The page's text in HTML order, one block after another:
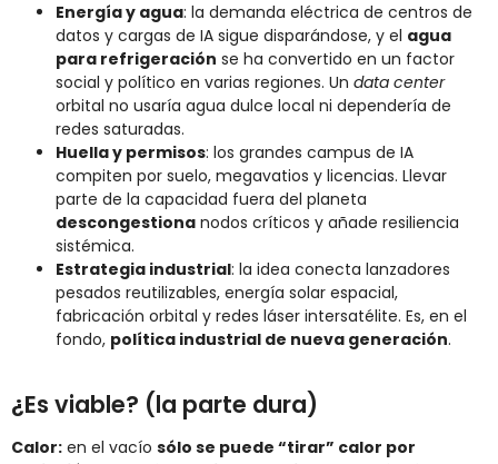
Energía y agua: la demanda eléctrica de centros de
datos y cargas de IA sigue disparándose, y el agua
para refrigeración se ha convertido en un factor
social y político en varias regiones. Un data center
orbital no usaría agua dulce local ni dependería de
redes saturadas.
Huella y permisos: los grandes campus de IA
compiten por suelo, megavatios y licencias. Llevar
parte de la capacidad fuera del planeta
descongestiona nodos críticos y añade resiliencia
sistémica.
Estrategia industrial: la idea conecta lanzadores
pesados reutilizables, energía solar espacial,
fabricación orbital y redes láser intersatélite. Es, en el
fondo, política industrial de nueva generación.
¿Es viable? (la parte dura)
Calor: en el vacío sólo se puede “tirar” calor por